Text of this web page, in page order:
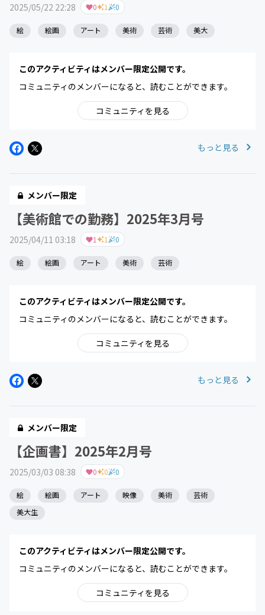
2025/05/22 22:28 0 1 0
絵 絵画 アート 美術 芸術 美大
このアクティビティはメンバー限定公開です。
コミュニティのメンバーになると、読むことができます。
コミュニティを見る
もっと見る
メンバー限定
【美術館での勤務】2025年3月号
2025/04/11 03:18 1 1 0
絵 絵画 アート 美術 芸術
このアクティビティはメンバー限定公開です。
コミュニティのメンバーになると、読むことができます。
コミュニティを見る
もっと見る
メンバー限定
【企画書】2025年2月号
2025/03/03 08:38 0 0 0
絵 絵画 アート 映像 美術
芸術
美大生
このアクティビティはメンバー限定公開です。
コミュニティのメンバーになると、読むことができます。
コミュニティを見る